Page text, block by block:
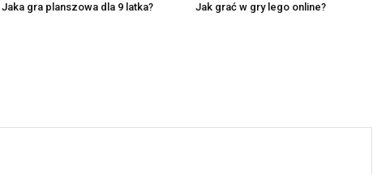
Jaka gra planszowa dla 9 latka? Jak grać w gry lego online?